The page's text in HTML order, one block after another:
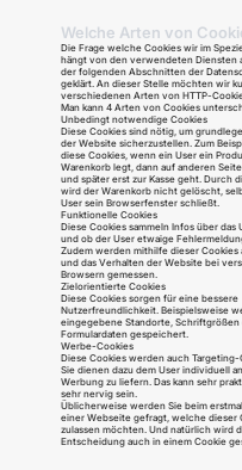
Welche Arten von
Die Frage welche Cookies wir im
hängt von den verwendeten Diensten
der folgenden Abschnitten der
geklärt. An dieser Stelle möchten wir
verschiedenen Arten von HTTP-
Man kann 4 Arten von Cookies
Unbedingt notwendige Cookies
Diese Cookies sind nötig, um
der Website sicherzustellen. Zum
diese Cookies, wenn ein User ein
Warenkorb legt, dann auf anderen
und später erst zur Kasse geht. Durch
wird der Warenkorb nicht gelöscht,
User sein Browserfenster schließt.
Funktionelle Cookies
Diese Cookies sammeln Infos über das
und ob der User etwaige
Zudem werden mithilfe dieser Cookies
und das Verhalten der Website bei
Browsern gemessen.
Zielorientierte Cookies
Diese Cookies sorgen für eine bessere
Nutzerfreundlichkeit. Beispielsweise
eingegebene Standorte, Schriftgrößen
Formulardaten gespeichert.
Werbe-Cookies
Diese Cookies werden auch
Sie dienen dazu dem User individuell
Werbung zu liefern. Das kann sehr
sehr nervig sein.
Üblicherweise werden Sie beim
einer Webseite gefragt, welche dieser
zulassen möchten. Und natürlich wird
Entscheidung auch in einem Cookie